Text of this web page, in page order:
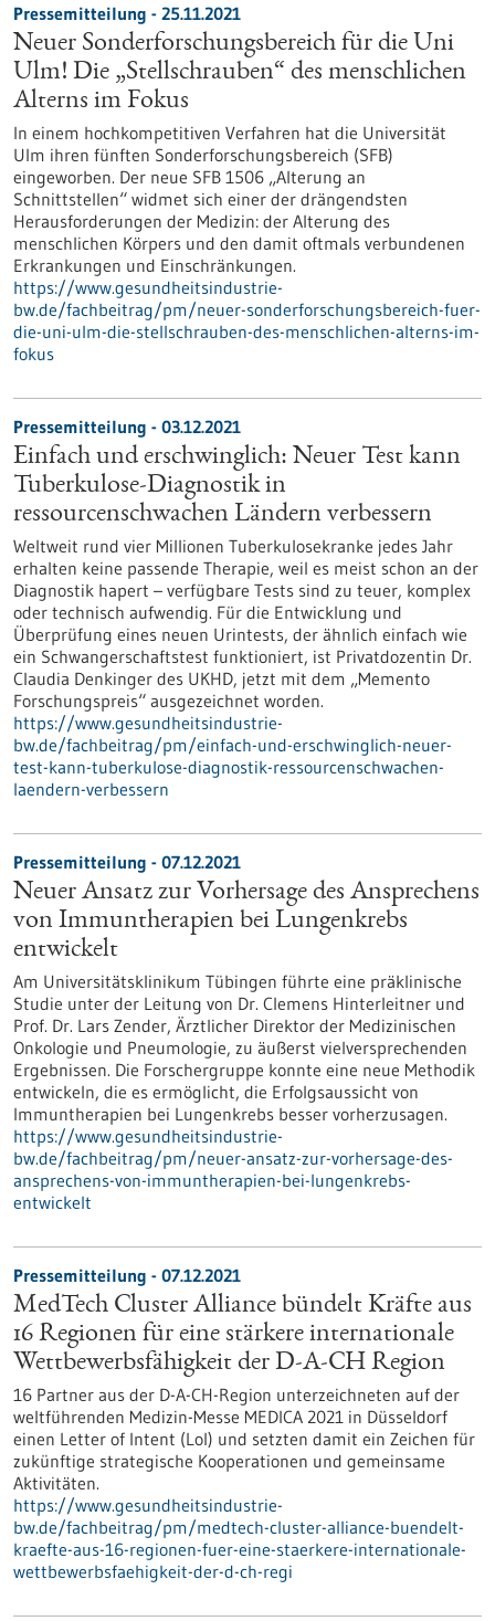
Pressemitteilung - 25.11.2021
Neuer Sonderforschungsbereich für die Uni
Ulm! Die „Stellschrauben“ des menschlichen
Alterns im Fokus
In einem hochkompetitiven Verfahren hat die Universität
Ulm ihren fünften Sonderforschungsbereich (SFB)
eingeworben. Der neue SFB 1506 „Alterung an
Schnittstellen“ widmet sich einer der drängendsten
Herausforderungen der Medizin: der Alterung des
menschlichen Körpers und den damit oftmals verbundenen
Erkrankungen und Einschränkungen.
https://www.gesundheitsindustrie-
bw.de/fachbeitrag/pm/neuer-sonderforschungsbereich-fuer-
die-uni-ulm-die-stellschrauben-des-menschlichen-alterns-im-
fokus
Pressemitteilung - 03.12.2021
Einfach und erschwinglich: Neuer Test kann
Tuberkulose-Diagnostik in
ressourcenschwachen Ländern verbessern
Weltweit rund vier Millionen Tuberkulosekranke jedes Jahr
erhalten keine passende Therapie, weil es meist schon an der
Diagnostik hapert – verfügbare Tests sind zu teuer, komplex
oder technisch aufwendig. Für die Entwicklung und
Überprüfung eines neuen Urintests, der ähnlich einfach wie
ein Schwangerschaftstest funktioniert, ist Privatdozentin Dr.
Claudia Denkinger des UKHD, jetzt mit dem „Memento
Forschungspreis“ ausgezeichnet worden.
https://www.gesundheitsindustrie-
bw.de/fachbeitrag/pm/einfach-und-erschwinglich-neuer-
test-kann-tuberkulose-diagnostik-ressourcenschwachen-
laendern-verbessern
Pressemitteilung - 07.12.2021
Neuer Ansatz zur Vorhersage des Ansprechens
von Immuntherapien bei Lungenkrebs
entwickelt
Am Universitätsklinikum Tübingen führte eine präklinische
Studie unter der Leitung von Dr. Clemens Hinterleitner und
Prof. Dr. Lars Zender, Ärztlicher Direktor der Medizinischen
Onkologie und Pneumologie, zu äußerst vielversprechenden
Ergebnissen. Die Forschergruppe konnte eine neue Methodik
entwickeln, die es ermöglicht, die Erfolgsaussicht von
Immuntherapien bei Lungenkrebs besser vorherzusagen.
https://www.gesundheitsindustrie-
bw.de/fachbeitrag/pm/neuer-ansatz-zur-vorhersage-des-
ansprechens-von-immuntherapien-bei-lungenkrebs-
entwickelt
Pressemitteilung - 07.12.2021
MedTech Cluster Alliance bündelt Kräfte aus
16 Regionen für eine stärkere internationale
Wettbewerbsfähigkeit der D-A-CH Region
16 Partner aus der D-A-CH-Region unterzeichneten auf der
weltführenden Medizin-Messe MEDICA 2021 in Düsseldorf
einen Letter of Intent (LoI) und setzten damit ein Zeichen für
zukünftige strategische Kooperationen und gemeinsame
Aktivitäten.
https://www.gesundheitsindustrie-
bw.de/fachbeitrag/pm/medtech-cluster-alliance-buendelt-
kraefte-aus-16-regionen-fuer-eine-staerkere-internationale-
wettbewerbsfaehigkeit-der-d-ch-regi